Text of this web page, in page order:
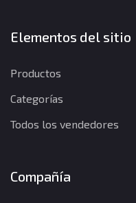
Elementos del sitio
Productos
Categorías
Todos los vendedores
Compañía